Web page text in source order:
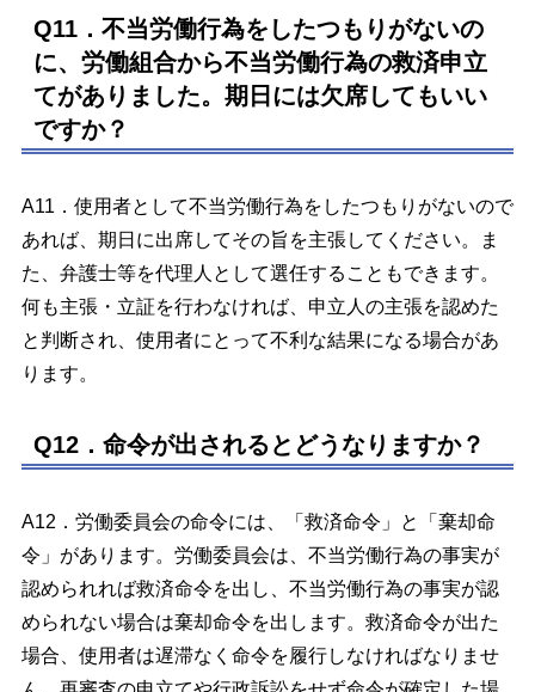
Q11．不当労働行為をしたつもりがないの
に、労働組合から不当労働行為の救済申立
てがありました。期日には欠席してもいい
ですか？
A11．使用者として不当労働行為をしたつもりがないので
あれば、期日に出席してその旨を主張してください。ま
た、弁護士等を代理人として選任することもできます。
何も主張・立証を行わなければ、申立人の主張を認めた
と判断され、使用者にとって不利な結果になる場合があ
ります。
Q12．命令が出されるとどうなりますか？
A12．労働委員会の命令には、「救済命令」と「棄却命
令」があります。労働委員会は、不当労働行為の事実が
認められれば救済命令を出し、不当労働行為の事実が認
められない場合は棄却命令を出します。救済命令が出た
場合、使用者は遅滞なく命令を履行しなければなりませ